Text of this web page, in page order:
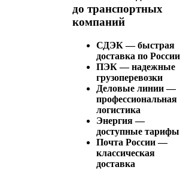
до транспортных
компаний
СДЭК — быстрая
доставка по России
ПЭК — надежные
грузоперевозки
Деловые линии —
профессиональная
логистика
Энергия —
доступные тарифы
Почта России —
классическая
доставка